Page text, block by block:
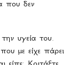
που δεν
υγεία του.
με είχε πάρει
είπε: Κοιτάξτε,